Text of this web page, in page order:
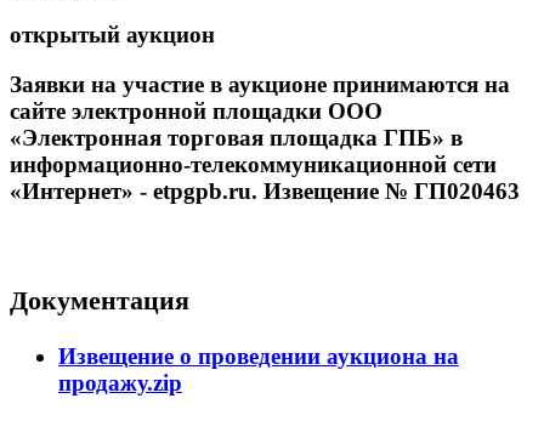
открытый аукцион
Заявки на участие в аукционе принимаются на
сайте электронной площадки ООО
«Электронная торговая площадка ГПБ» в
информационно-телекоммуникационной сети
«Интернет» - etpgpb.ru. Извещение № ГП020463
Документация
Извещение о проведении аукциона на
продажу.zip